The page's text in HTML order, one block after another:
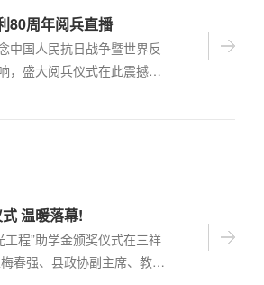
80周年阅兵直播
中国人民抗日战争暨世界反
，盛大阅兵仪式在此震撼启
温暖落幕!
程”助学金颁奖仪式在三祥
春强、县政协副主席、教育